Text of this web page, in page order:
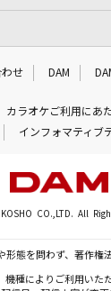
わせ DAM
カラオケご利用にあ
インフォマティブ
CO.,LTD. All
態を問わず、著作
種によりご利用いた